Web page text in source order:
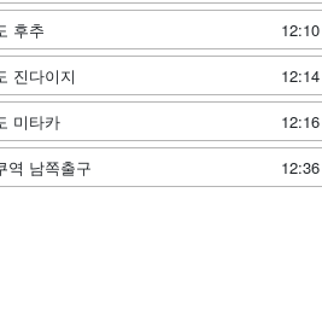
후추
12:10
진다이지
12:14
미타카
12:16
역 남쪽출구
12:36